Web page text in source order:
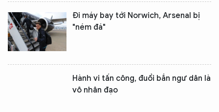
Đi máy bay tới Norwich, Arsenal bị
"ném đá"
Hành vi tấn công, đuổi bắn ngư dân là
vô nhân đạo